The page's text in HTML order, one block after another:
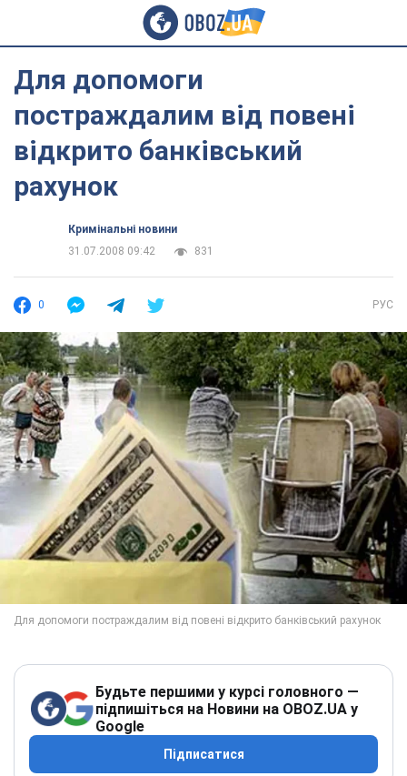
Для допомоги
постраждалим від повені
відкрито банківський
рахунок
Кримінальні новини
31.07.2008 09:42
831
0 РУС
Будьте першими у курсі головного —
підпишіться на Новини на OBOZ.UA у
Google
Підписатися